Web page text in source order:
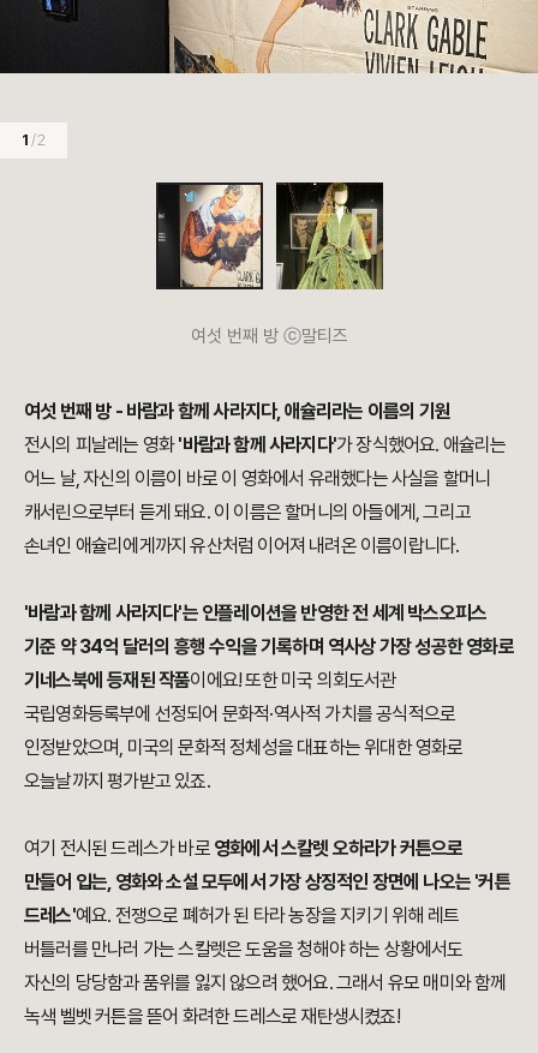
1 / 2
여섯 번째 방 ⓒ말티즈
여섯 번째 방 - 바람과 함께 사라지다, 애슐리라는 이름의 기원
전시의 피날레는 영화'바람과 함께 사라지다'가 장식했어요. 애슐리는
어느 날, 자신의 이름이 바로 이 영화에서 유래했다는 사실을 할머니
캐서린으로부터 듣게 돼요. 이 이름은 할머니의 아들에게, 그리고
손녀인 애슐리에게까지 유산처럼 이어져 내려온 이름이랍니다.
'바람과 함께 사라지다'는 인플레이션을 반영한 전 세계 박스오피스
기준 약 34억 달러의 흥행 수익을 기록하며 역사상 가장 성공한 영화로
기네스북에 등재된 작품이에요! 또한 미국 의회도서관
국립영화등록부에 선정되어 문화적·역사적 가치를 공식적으로
인정받았으며, 미국의 문화적 정체성을 대표하는 위대한 영화로
오늘날까지 평가받고 있죠.
여기 전시된 드레스가 바로 영화에서 스칼렛 오하라가 커튼으로
만들어 입는, 영화와 소설 모두에서 가장 상징적인 장면에 나오는 '커튼
드레스'예요. 전쟁으로 폐허가 된 타라 농장을 지키기 위해 레트
버틀러를 만나러 가는 스칼렛은 도움을 청해야 하는 상황에서도
자신의 당당함과 품위를 잃지 않으려 했어요. 그래서 유모 매미와 함께
녹색 벨벳 커튼을 뜯어 화려한 드레스로 재탄생시켰죠!